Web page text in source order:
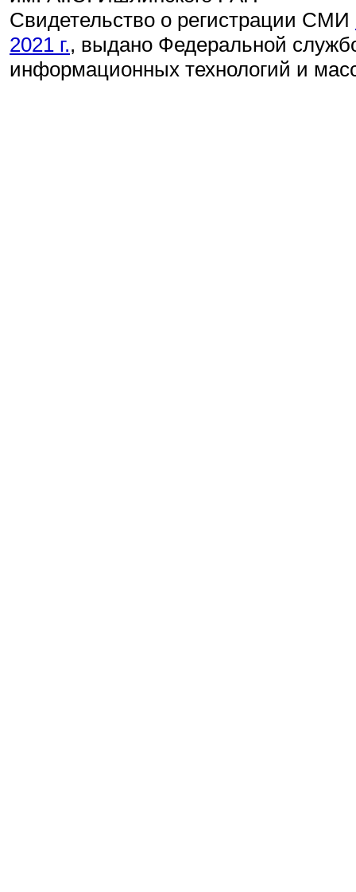
Свидетельство о регистрации СМИ
2021 г., выдано Федеральной
информационных технологий и